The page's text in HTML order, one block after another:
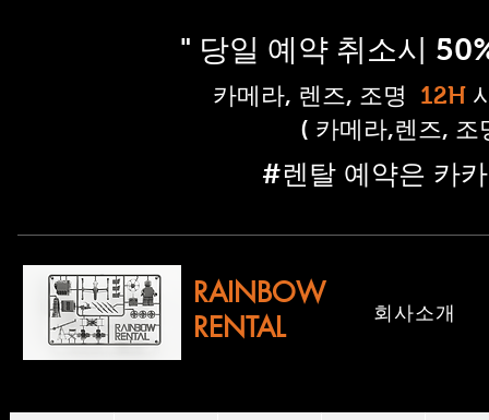
" 당일 예약 취소시
​카메라, 렌즈, 조명 12H
( 카메라,렌즈, 조
​#렌탈 예약은 카
RAINBOW
RENTAL
​회사소개